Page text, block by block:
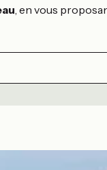
, en vous